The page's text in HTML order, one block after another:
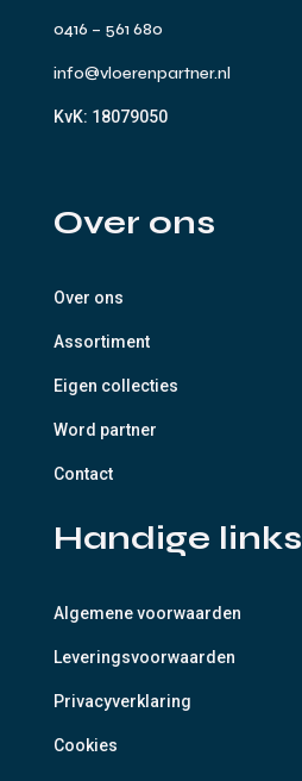
0416 – 561 680
info@vloerenpartner.nl
KvK: 18079050
Over ons
Over ons
Assortiment
Eigen collecties
Word partner
Contact
Handige links
Algemene voorwaarden
Leveringsvoorwaarden
Privacyverklaring
Cookies